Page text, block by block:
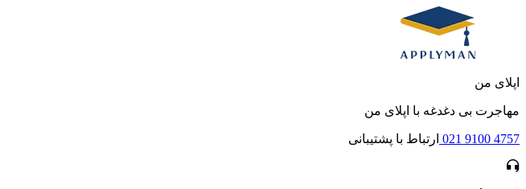
اپلای من
مهاجرت بی دغدغه با اپلای من
021 9100 4757 ارتباط با پشتیبانی